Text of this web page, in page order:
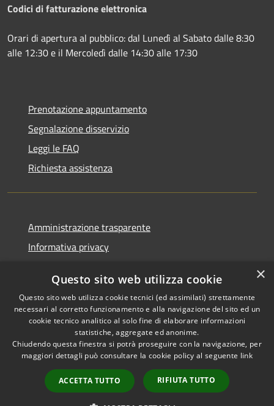
Codici di fatturazione elettronica
Orari di apertura al pubblico: dal Lunedì al Sabato dalle 8:30
alle 12:30 e il Mercoledì dalle 14:30 alle 17:30
Prenotazione appuntamento
Segnalazione disservizio
Leggi le FAQ
Richiesta assistenza
Amministrazione trasparente
Informativa privacy
Dichiarazione di accessibilità
RSS
Accessibilità
Copyright © 2026 • Comune di
Bolano • Powered by
Municipium•
Accesso
redazione
×
Questo sito web utilizza cookie
Questo sito web utilizza cookie tecnici (ed assimilati) strettamente
necessari al corretto funzionamento e alla navigazione del sito ed un
cookie tecnico analitico al solo fine di elaborare informazioni
statistiche, aggregate ed anonime.
Chiudendo questa finestra si potrà proseguire con la navigazione, per
maggiori dettagli può consultare la cookie policy al seguente link
ACCETTA TUTTO RIFIUTA TUTTO